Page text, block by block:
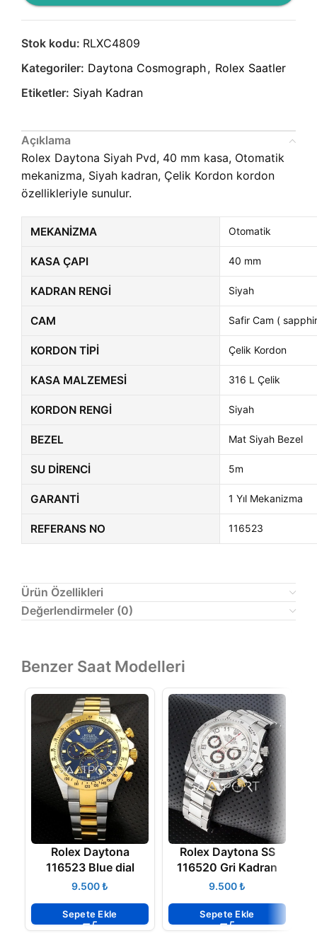
Stok kodu: RLXC4809
Kategoriler: Daytona Cosmograph, Rolex Saatler
Etiketler: Siyah Kadran
Açıklama
Rolex Daytona Siyah Pvd, 40 mm kasa, Otomatik
mekanizma, Siyah kadran, Çelik Kordon kordon
özellikleriyle sunulur.
MEKANIZMA Otomatik
KASA ÇAPI 40 mm
KADRAN RENGI Siyah
CAM Safir Cam (
KORDON TIPI Çelik Kordon
KASA MALZEMESI 316 L Çelik
KORDON RENGI Siyah
BEZEL Mat Siyah Bezel
SU DIRENCI 5m
GARANTI 1 Yıl Mekanizma
REFERANS NO 116523
Ürün Özellikleri
Değerlendirmeler (0)
Benzer Saat Modelleri
Rolex Daytona
116523 Blue dial
₺
Sepete Ekle
Rolex Daytona SS
116520 Gri Kadran
₺
Sepete Ekle